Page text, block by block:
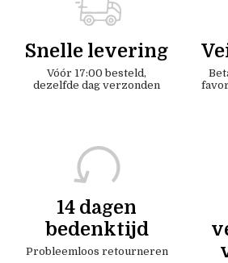
Snelle levering
Vóór 17:00 besteld,
dezelfde dag verzonden
14 dagen
bedenktijd
Probleemloos retourneren